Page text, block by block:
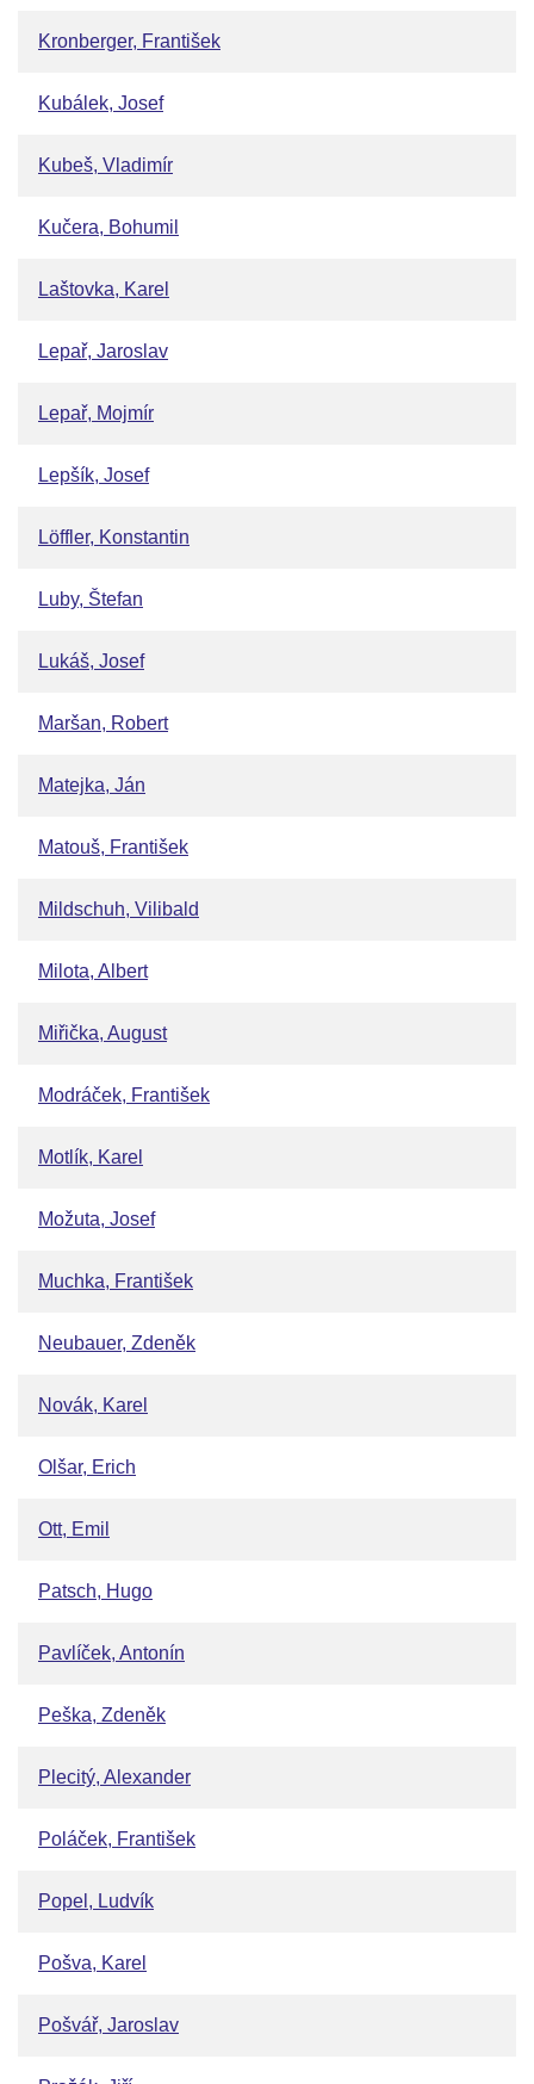
Kronberger, František
Kubálek, Josef
Kubeš, Vladimír
Kučera, Bohumil
Laštovka, Karel
Lepař, Jaroslav
Lepař, Mojmír
Lepšík, Josef
Löffler, Konstantin
Luby, Štefan
Lukáš, Josef
Maršan, Robert
Matejka, Ján
Matouš, František
Mildschuh, Vilibald
Milota, Albert
Miřička, August
Modráček, František
Motlík, Karel
Možuta, Josef
Muchka, František
Neubauer, Zdeněk
Novák, Karel
Olšar, Erich
Ott, Emil
Patsch, Hugo
Pavlíček, Antonín
Peška, Zdeněk
Plecitý, Alexander
Poláček, František
Popel, Ludvík
Pošva, Karel
Pošvář, Jaroslav